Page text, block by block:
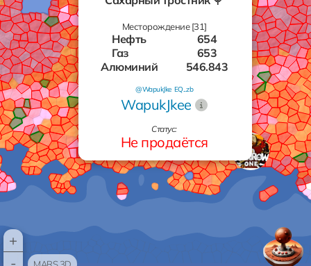
+
Месторождение [31]
Нефть
654
Газ
653
Алюминий
546.843
Серебро
Газ
810
Алюминий
448.742
Нефть
298
Нефть
588
Газ
761
Золото
982
WapukJkee
@WapukJke EQ...zb
Статус:
Не продаётся